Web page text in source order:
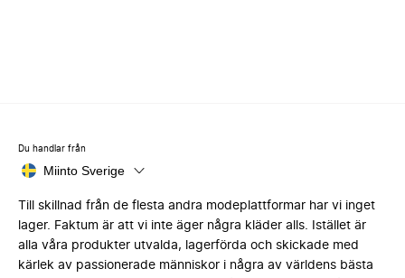
Du handlar från
Miinto Sverige
Till skillnad från de flesta andra modeplattformar har vi inget
lager. Faktum är att vi inte äger några kläder alls. Istället är
alla våra produkter utvalda, lagerförda och skickade med
kärlek av passionerade människor i några av världens bästa